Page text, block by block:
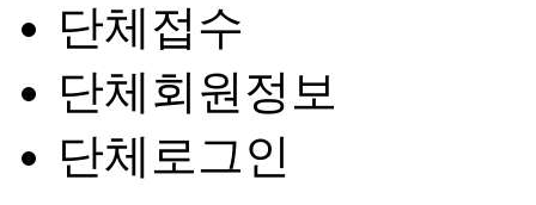
단체접수
단체회원정보
단체로그인